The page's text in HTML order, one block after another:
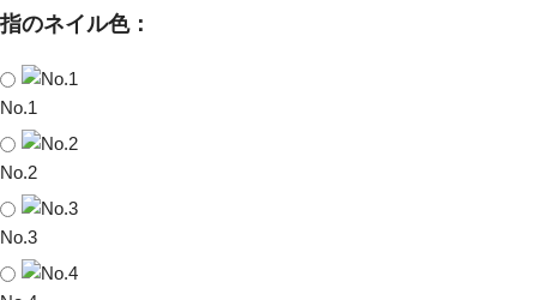
指のネイル色：
No.1
No.2
No.3